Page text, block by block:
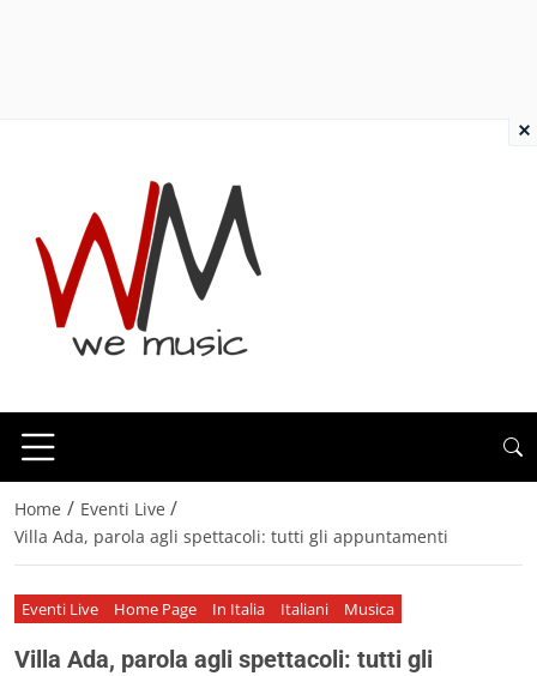
Home / Eventi Live /
Villa Ada, parola agli spettacoli: tutti gli appuntamenti
Eventi Live Home Page In Italia Italiani Musica
Villa Ada, parola agli spettacoli: tutti gli
×